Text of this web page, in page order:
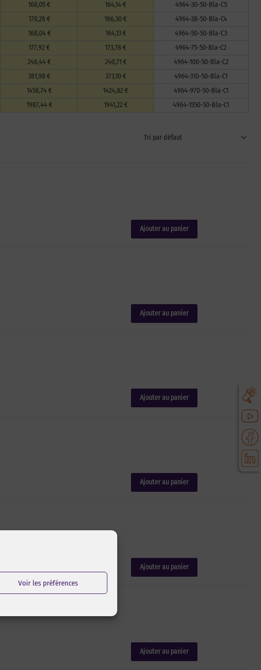
Voir les préférences
168,05 € 164,14 €
4964-30-50-Bla-C5
170,26 € 166,30 €
4964-38-50-Bla-C4
168,04 € 164,13 €
4964-50-50-Bla-C3
177,92 € 173,78 €
4964-75-50-Bla-C2
246,44 € 240,71 €
4964-100-50-Bla-C2
381,98 € 373,10 €
4964-310-50-Bla-C1
1458,74 € 1424,82 €
4964-970-50-Bla-C1
1987,44 € 1941,22 € 4964-1550-50-Bla-C1
Ajouter au panier
Ajouter au panier
Ajouter au panier
Ajouter au panier
Ajouter au panier
Ajouter au panier